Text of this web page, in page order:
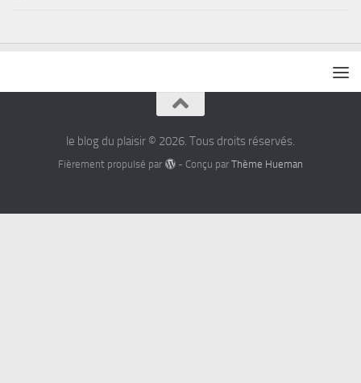
le blog du plaisir © 2026. Tous droits réservés.
Fièrement propulsé par - Conçu par Thème Hueman